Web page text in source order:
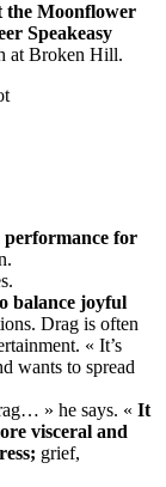
the Moonflower
Speakeasy
at Broken Hill.
performance for
balance joyful
Drag is often
« It’s
wants to spread
» he says. « It
visceral and
grief,